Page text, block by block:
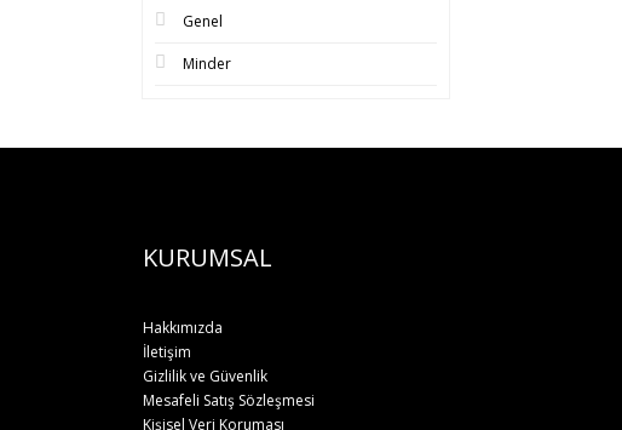
Genel
Minder
KURUMSAL
Hakkımızda
İletişim
Gizlilik ve Güvenlik
Mesafeli Satış Sözleşmesi
Kişisel Veri Koruması